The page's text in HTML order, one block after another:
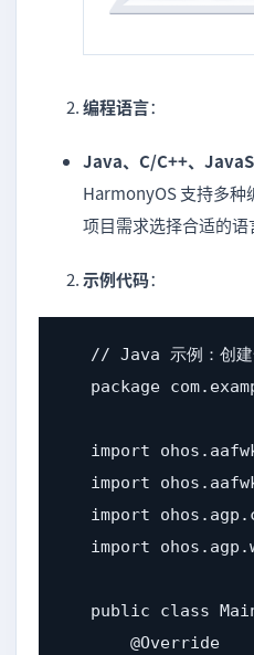
编程语言：
Java、C/C++、
HarmonyOS 支持多种
项目需求选择合适的语
示例代码：
// Java 示例：创
package
import
import
import
import
public class
       @Override